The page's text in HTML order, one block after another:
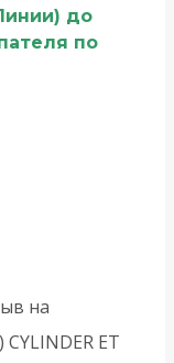
до
по
на
ET